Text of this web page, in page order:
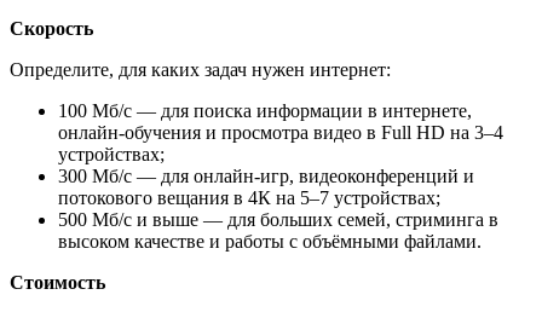
Скорость
Определите, для каких задач нужен интернет:
100 Мб/с — для поиска информации в интернете,
онлайн-обучения и просмотра видео в Full HD на 3–4
устройствах;
300 Мб/с — для онлайн-игр, видеоконференций и
потокового вещания в 4К на 5–7 устройствах;
500 Мб/с и выше — для больших семей, стриминга в
высоком качестве и работы с объёмными файлами.
Стоимость